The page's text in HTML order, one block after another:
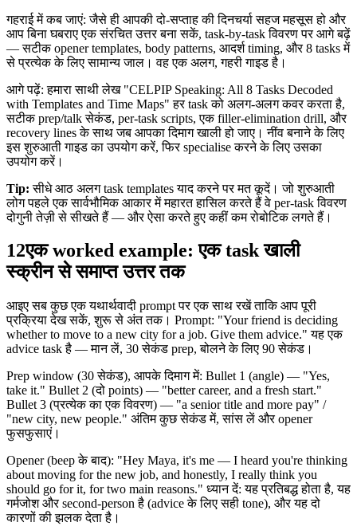
गहराई में कब जाएं: जैसे ही आपकी दो-सप्ताह की दिनचर्या सहज महसूस हो और
आप बिना घबराए एक संरचित उत्तर बना सकें, task-by-task विवरण पर आगे बढ़ें
— सटीक opener templates, body patterns, आदर्श timing, और 8 tasks में
से प्रत्येक के लिए सामान्य जाल। वह एक अलग, गहरी गाइड है।
आगे पढ़ें: हमारा साथी लेख "CELPIP Speaking: All 8 Tasks Decoded
with Templates and Time Maps" हर task को अलग-अलग कवर करता है,
सटीक prep/talk सेकंड, per-task scripts, एक filler-elimination drill, और
recovery lines के साथ जब आपका दिमाग खाली हो जाए। नींव बनाने के लिए
इस शुरुआती गाइड का उपयोग करें, फिर specialise करने के लिए उसका
उपयोग करें।
Tip: सीधे आठ अलग task templates याद करने पर मत कूदें। जो शुरुआती
लोग पहले एक सार्वभौमिक आकार में महारत हासिल करते हैं वे per-task विवरण
दोगुनी तेज़ी से सीखते हैं — और ऐसा करते हुए कहीं कम रोबोटिक लगते हैं।
12एक worked example: एक task खाली
स्क्रीन से समाप्त उत्तर तक
आइए सब कुछ एक यथार्थवादी prompt पर एक साथ रखें ताकि आप पूरी
प्रक्रिया देख सकें, शुरू से अंत तक। Prompt: "Your friend is deciding
whether to move to a new city for a job. Give them advice." यह एक
advice task है — मान लें, 30 सेकंड prep, बोलने के लिए 90 सेकंड।
Prep window (30 सेकंड), आपके दिमाग में: Bullet 1 (angle) — "Yes,
take it." Bullet 2 (दो points) — "better career, and a fresh start."
Bullet 3 (प्रत्येक का एक विवरण) — "a senior title and more pay" /
"new city, new people." अंतिम कुछ सेकंड में, सांस लें और opener
फुसफुसाएं।
Opener (beep के बाद): "Hey Maya, it's me — I heard you're thinking
about moving for the new job, and honestly, I really think you
should go for it, for two main reasons." ध्यान दें: यह प्रतिबद्ध होता है, यह
गर्मजोश और second-person है (advice के लिए सही tone), और यह दो
कारणों की झलक देता है।